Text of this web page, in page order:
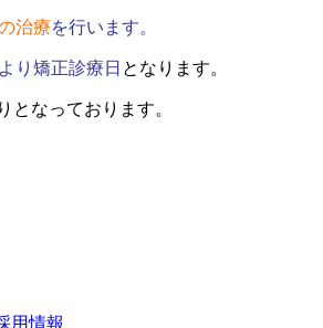
治療を行います。
り矯正診療日 となります。
となっております。
用情報